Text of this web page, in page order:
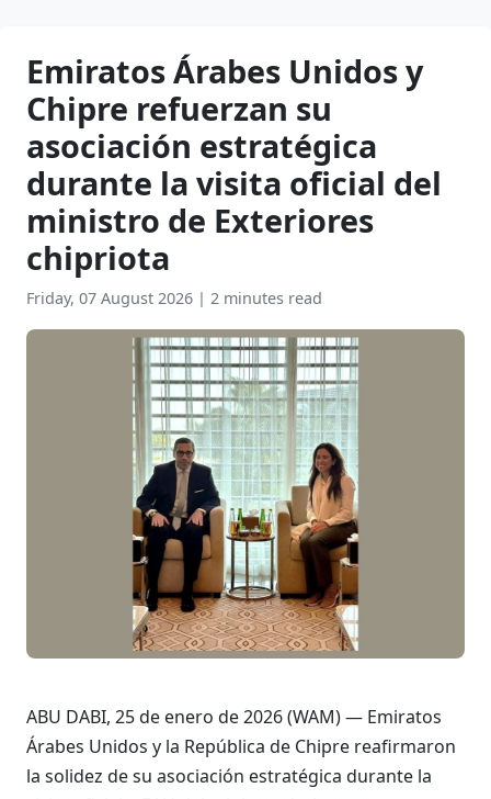
Emiratos Árabes Unidos y
Chipre refuerzan su
asociación estratégica
durante la visita oficial del
ministro de Exteriores
chipriota
Friday, 07 August 2026 | 2 minutes read
ABU DABI, 25 de enero de 2026 (WAM) — Emiratos
Árabes Unidos y la República de Chipre reafirmaron
la solidez de su asociación estratégica durante la